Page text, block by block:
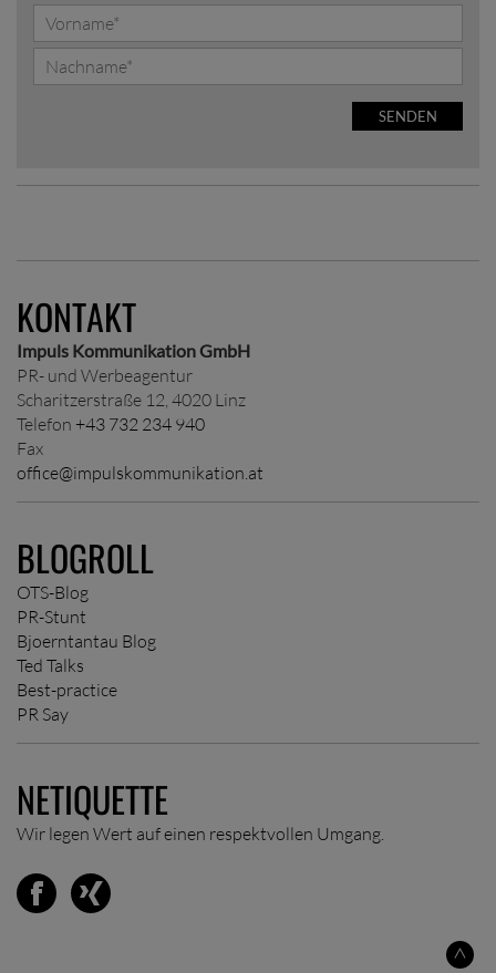
SENDEN
KONTAKT
Impuls Kommunikation GmbH
PR- und Werbeagentur
Scharitzerstraße 12, 4020 Linz
Telefon +43 732 234 940
Fax
office@impulskommunikation.at
BLOGROLL
OTS-Blog
PR-Stunt
Bjoerntantau Blog
Ted Talks
Best-practice
PR Say
NETIQUETTE
Wir legen Wert auf einen respektvollen Umgang.